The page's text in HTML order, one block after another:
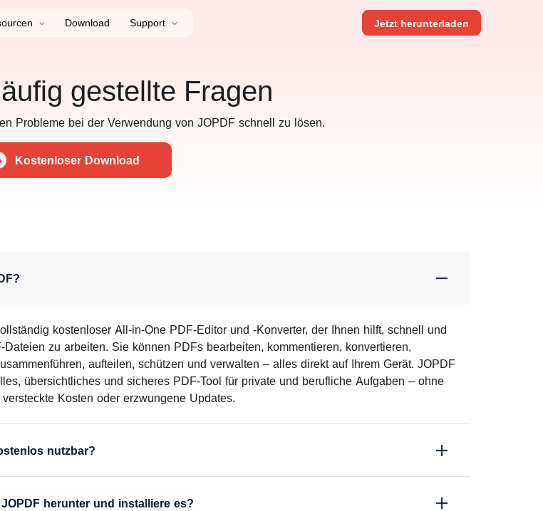
Download Support Jetzt herunterladen
gestellte Fragen
Probleme bei der Verwendung von JOPDF schnell zu lösen.
Kostenloser Download
kostenloser All-in-One PDF-Editor und -Konverter, der Ihnen hilft, schnell und
Dateien zu arbeiten. Sie können PDFs bearbeiten, kommentieren, konvertieren,
aufteilen, schützen und verwalten – alles direkt auf Ihrem Gerät. JOPDF
übersichtliches und sicheres PDF-Tool für private und berufliche Aufgaben – ohne
Kosten oder erzwungene Updates.
nutzbar?
herunter und installiere es?